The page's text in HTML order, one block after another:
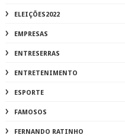
ELEIÇÕES2022
EMPRESAS
ENTRESERRAS
ENTRETENIMENTO
ESPORTE
FAMOSOS
FERNANDO RATINHO